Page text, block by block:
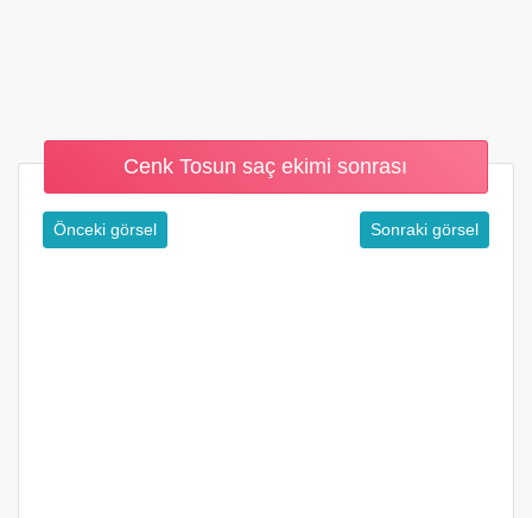
Cenk Tosun saç ekimi sonrası
Önceki görsel Sonraki görsel